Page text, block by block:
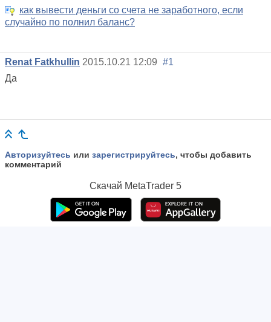
как вывести деньги со счета не заработного, если
случайно по полнил баланс?
Renat Fatkhullin 2015.10.21 12:09 #1
Да
Авторизуйтесь или зарегистрируйтесь, чтобы добавить
комментарий
Скачай MetaTrader 5